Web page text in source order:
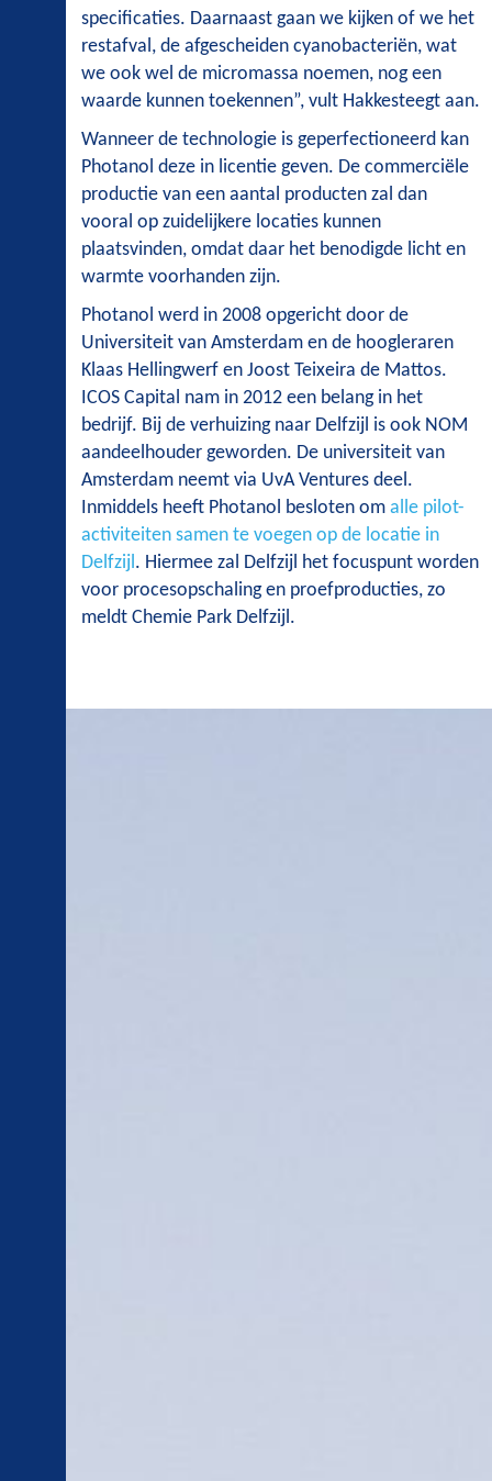
specificaties. Daarnaast gaan we kijken of we het
restafval, de afgescheiden cyanobacteriën, wat
we ook wel de micromassa noemen, nog een
waarde kunnen toekennen”, vult Hakkesteegt aan.
Wanneer de technologie is geperfectioneerd kan
Photanol deze in licentie geven. De commerciële
productie van een aantal producten zal dan
vooral op zuidelijkere locaties kunnen
plaatsvinden, omdat daar het benodigde licht en
warmte voorhanden zijn.
Photanol werd in 2008 opgericht door de
Universiteit van Amsterdam en de hoogleraren
Klaas Hellingwerf en Joost Teixeira de Mattos.
ICOS Capital nam in 2012 een belang in het
bedrijf. Bij de verhuizing naar Delfzijl is ook NOM
aandeelhouder geworden. De universiteit van
Amsterdam neemt via UvA Ventures deel.
Inmiddels heeft Photanol besloten om alle pilot-
activiteiten samen te voegen op de locatie in
Delfzijl. Hiermee zal Delfzijl het focuspunt worden
voor procesopschaling en proefproducties, zo
meldt Chemie Park Delfzijl.